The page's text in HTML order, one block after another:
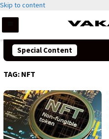
Skip to content
Special Content
TAG: NFT